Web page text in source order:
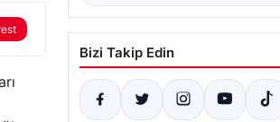
Bizi Takip Edin